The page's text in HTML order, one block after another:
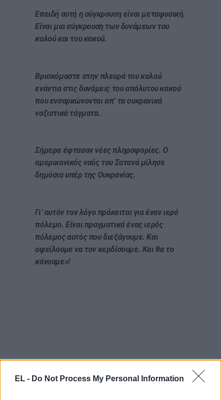
EL - Do Not Process My Personal Information
Επειδή αυτή η σύγκρουση είναι μεταφυσική.
Είναι μια σύγκρουση των δυνάμεων του
καλού και του κακού.
Βρισκόμαστε στην πλευρά του καλού
ενάντια στις δυνάμεις του απόλυτου κακού
που ενσαρκώνονται απ’ τα ουκρανικά
ναζιστικά τάγματα.
Σήμερα έφτασαν νέες πληροφορίες. Ο
αμερικανικός ναός του Σατανά μίλησε
δημόσια υπέρ της Ουκρανίας.
Γι’ αυτόν τον λόγο πρόκειται για έναν ιερό
πόλεμο. Είναι πραγματικά ένας ιερός
πόλεμος αυτός που διεξάγουμε. Και
οφείλουμε να τον κερδίσουμε. Και θα το
κάνουμε»!